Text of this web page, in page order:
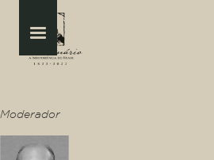
Moderador